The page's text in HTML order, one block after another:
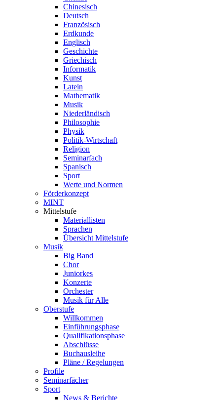
Chinesisch
Deutsch
Französisch
Erdkunde
Englisch
Geschichte
Griechisch
Informatik
Kunst
Latein
Mathematik
Musik
Niederländisch
Philosophie
Physik
Politik-Wirtschaft
Religion
Seminarfach
Spanisch
Sport
Werte und Normen
Förderkonzept
MINT
Mittelstufe
Materiallisten
Sprachen
Übersicht Mittelstufe
Musik
Big Band
Chor
Juniorkes
Konzerte
Orchester
Musik für Alle
Oberstufe
Willkommen
Einführungsphase
Qualifikationsphase
Abschlüsse
Buchausleihe
Pläne / Regelungen
Profile
Seminarfächer
Sport
News & Berichte